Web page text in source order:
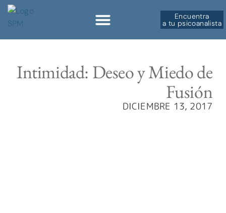
Encuentra
a tu psicoanalista
Intimidad: Deseo y Miedo de
Fusión
DICIEMBRE 13, 2017